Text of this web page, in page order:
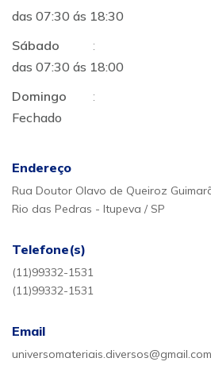
das 07:30 ás 18:30
Sábado
:
das 07:30 ás 18:00
Domingo
:
Fechado
Endereço
Rua Doutor Olavo de Queiroz
Rio das Pedras - Itupeva / SP
Telefone(s)
(11)99332-1531
(11)99332-1531
Email
universomateriais.diversos@gmail.com